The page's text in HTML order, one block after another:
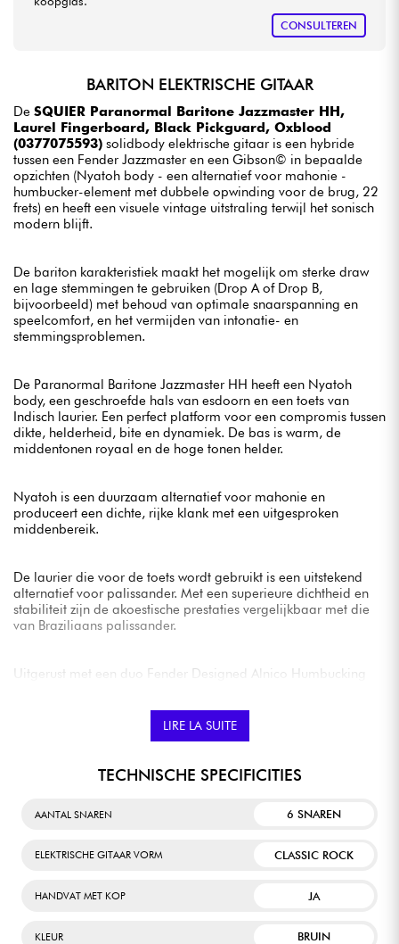
CONSULTEREN
BARITON ELEKTRISCHE GITAAR
De SQUIER Paranormal Baritone Jazzmaster HH,
Laurel Fingerboard, Black Pickguard, Oxblood
(0377075593) solidbody elektrische gitaar is een hybride
tussen een Fender Jazzmaster en een Gibson© in bepaalde
opzichten (Nyatoh body - een alternatief voor mahonie -
humbucker-element met dubbele opwinding voor de brug, 22
frets) en heeft een visuele vintage uitstraling terwijl het sonisch
modern blijft.
De bariton karakteristiek maakt het mogelijk om sterke draw
en lage stemmingen te gebruiken (Drop A of Drop B,
bijvoorbeeld) met behoud van optimale snaarspanning en
speelcomfort, en het vermijden van intonatie- en
stemmingsproblemen.
De Paranormal Baritone Jazzmaster HH heeft een Nyatoh
body, een geschroefde hals van esdoorn en een toets van
Indisch laurier. Een perfect platform voor een compromis tussen
dikte, helderheid, bite en dynamiek. De bas is warm, de
middentonen royaal en de hoge tonen helder.
Nyatoh is een duurzaam alternatief voor mahonie en
produceert een dichte, rijke klank met een uitgesproken
middenbereik.
De laurier die voor de toets wordt gebruikt is een uitstekend
alternatief voor palissander. Met een superieure dichtheid en
stabiliteit zijn de akoestische prestaties vergelijkbaar met die
van Braziliaans palissander.
Uitgerust met een duo Fender Designed Alnico Humbucking
Maar hij zal ook gitaristen aanspreken die graag
experimenteren met stijlen als Surf of Garage Rock.
Voeg daar het onmiskenbare speelcomfort aan toe
toelopende frets) en je hebt een model dat perfect is voor
ervaren muzikant die op zoek is naar een tweede
LIRE LA SUITE
TECHNISCHE SPECIFICITIES
AANTAL SNAREN 6 SNAREN
ELEKTRISCHE GITAAR VORM CLASSIC ROCK
HANDVAT MET KOP JA
KLEUR BRUIN